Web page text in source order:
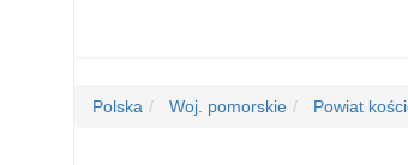
Polska Woj. pomorskie Powiat